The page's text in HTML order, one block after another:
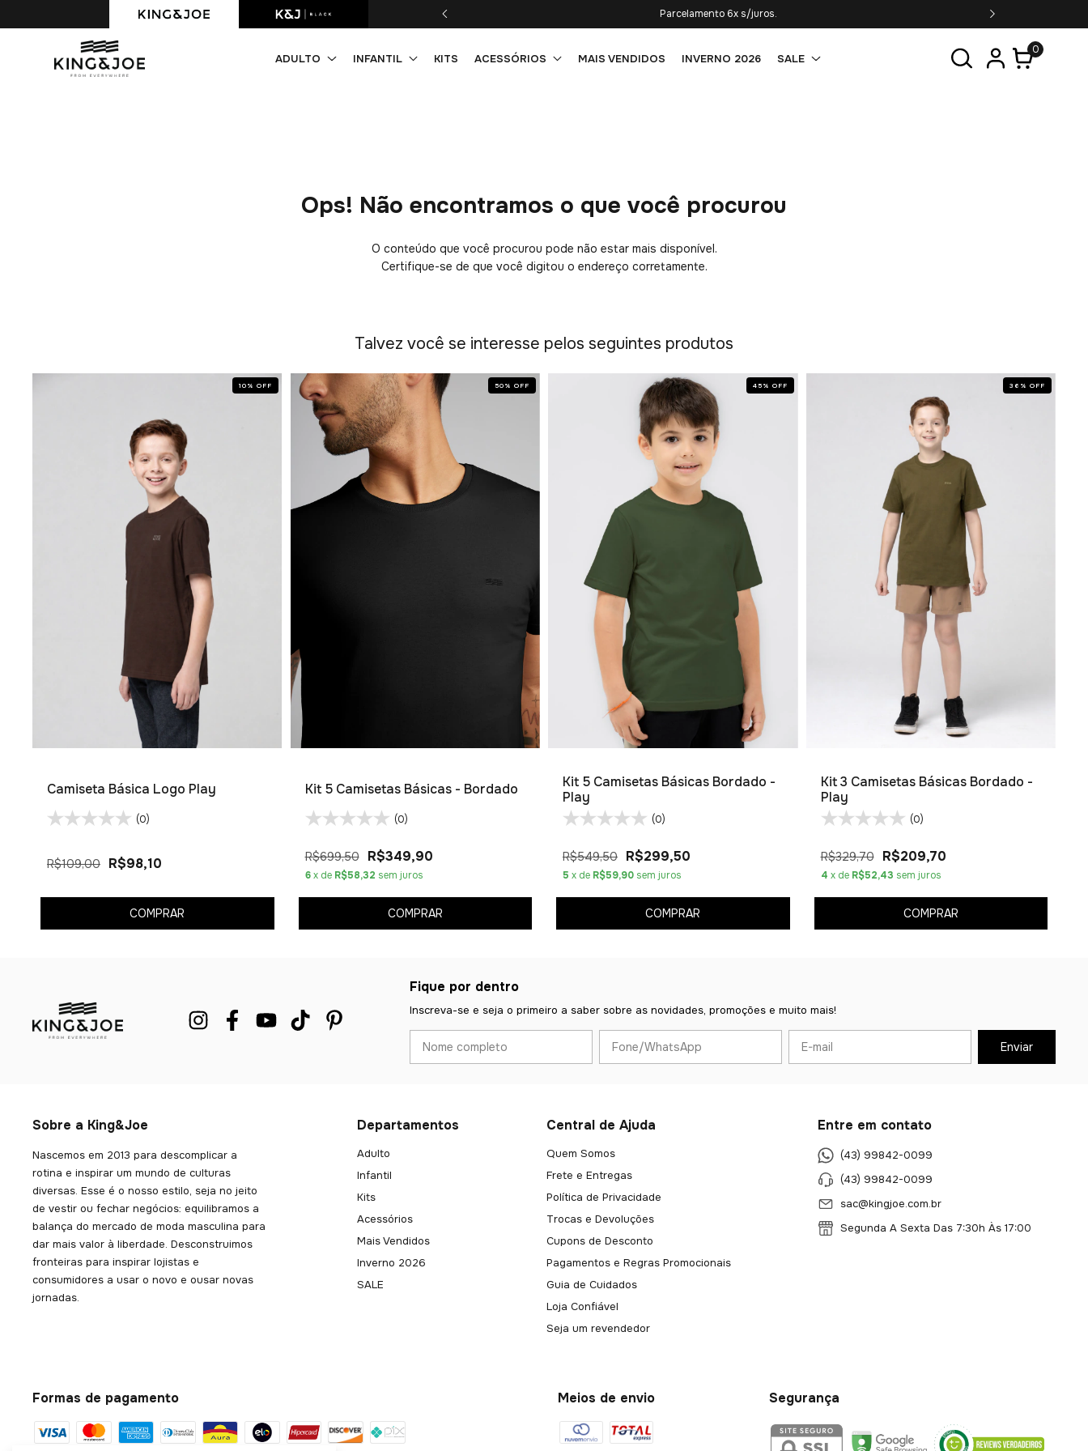
Primeira compra com 10% OFF. Cupom: PRIMEIRACOMPRA Parcelamento 6x s/juros.
ADULTO INFANTIL KITS ACESSÓRIOS MAIS VENDIDOS INVERNO 2026 SALE
0
Ops! Não encontramos o que você procurou
O conteúdo que você procurou pode não estar mais disponível.
Certifique-se de que você digitou o endereço corretamente.
Talvez você se interesse pelos seguintes produtos
10 % OFF
Camiseta Básica Logo Play
(0)
R$109,00 R$98,10
COMPRAR
50 % OFF
Kit 5 Camisetas Básicas - Bordado
(0)
R$699,50 R$349,90
6 x de R$58,32 sem juros
COMPRAR
45 % OFF
Kit 5 Camisetas Básicas Bordado -
Play
(0)
R$549,50 R$299,50
5 x de R$59,90 sem juros
COMPRAR
36 % OFF
Kit 3 Camisetas Básicas Bordado -
Play
(0)
R$329,70 R$209,70
4 x de R$52,43 sem juros
COMPRAR
Fique por dentro
Inscreva-se e seja o primeiro a saber sobre as novidades, promoções e muito mais!
Sobre a King&Joe
Nascemos em 2013 para descomplicar a
rotina e inspirar um mundo de culturas
diversas. Esse é o nosso estilo, seja no jeito
de vestir ou fechar negócios: equilibramos a
balança do mercado de moda masculina para
dar mais valor à liberdade. Desconstruimos
fronteiras para inspirar lojistas e
consumidores a usar o novo e ousar novas
jornadas.
Departamentos
Adulto
Infantil
Kits
Acessórios
Mais Vendidos
Inverno 2026
SALE
Central de Ajuda
Quem Somos
Frete e Entregas
Política de Privacidade
Trocas e Devoluções
Cupons de Desconto
Pagamentos e Regras Promocionais
Guia de Cuidados
Loja Confiável
Seja um revendedor
Entre em contato
(43) 99842-0099
(43) 99842-0099
sac@kingjoe.com.br
Segunda A Sexta Das 7:30h Às 17:00
Formas de pagamento Meios de envio Segurança